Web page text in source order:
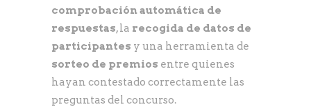
comprobación automática de
respuestas, la recogida de datos de
participantes y una herramienta de
sorteo de premios entre quienes
hayan contestado correctamente las
preguntas del concurso.